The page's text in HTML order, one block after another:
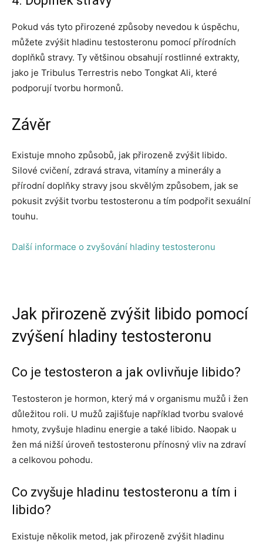
Pokud vás tyto přirozené způsoby nevedou k úspěchu,
můžete zvýšit hladinu testosteronu pomocí přírodních
doplňků stravy. Ty většinou obsahují rostlinné extrakty,
jako je Tribulus Terrestris nebo Tongkat Ali, které
podporují tvorbu hormonů.
Závěr
Existuje mnoho způsobů, jak přirozeně zvýšit libido.
Silové cvičení, zdravá strava, vitamíny a minerály a
přírodní doplňky stravy jsou skvělým způsobem, jak se
pokusit zvýšit tvorbu testosteronu a tím podpořit sexuální
touhu.
Další informace o zvyšování hladiny testosteronu
Jak přirozeně zvýšit libido pomocí
zvýšení hladiny testosteronu
Co je testosteron a jak ovlivňuje libido?
Testosteron je hormon, který má v organismu mužů i žen
důležitou roli. U mužů zajišťuje například tvorbu svalové
hmoty, zvyšuje hladinu energie a také libido. Naopak u
žen má nižší úroveň testosteronu přínosný vliv na zdraví
a celkovou pohodu.
Co zvyšuje hladinu testosteronu a tím i
libido?
Existuje několik metod, jak přirozeně zvýšit hladinu